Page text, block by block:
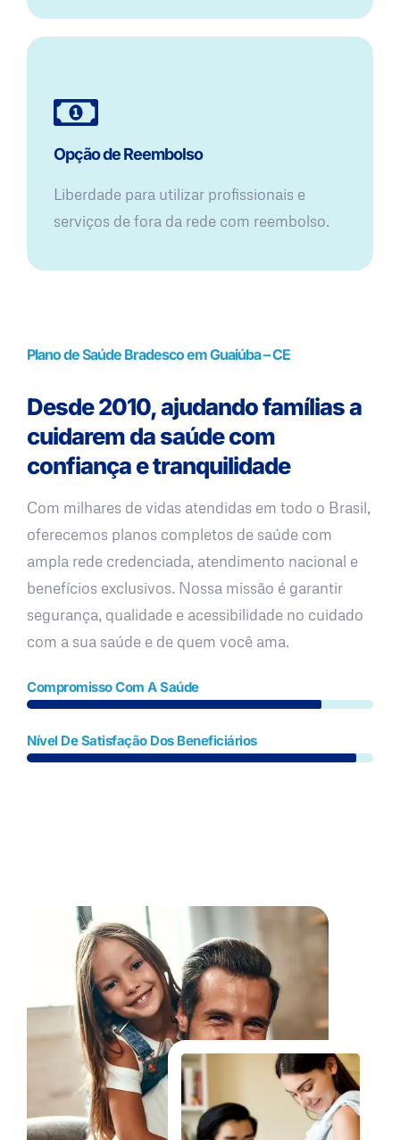
Opção de Reembolso
Liberdade para utilizar profissionais e
serviços de fora da rede com reembolso.
Plano de Saúde Bradesco em Guaiúba – CE
Desde 2010, ajudando famílias a
cuidarem da saúde com
confiança e tranquilidade
Com milhares de vidas atendidas em todo o Brasil,
oferecemos planos completos de saúde com
ampla rede credenciada, atendimento nacional e
benefícios exclusivos. Nossa missão é garantir
segurança, qualidade e acessibilidade no cuidado
com a sua saúde e de quem você ama.
Compromisso Com A Saúde
Nível De Satisfação Dos Beneficiários